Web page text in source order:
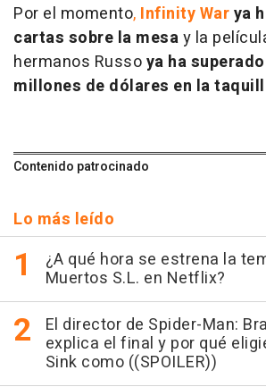
Por el momento, Infinity Warya
cartas sobre la mesay la
hermanos Russoya ha
millones de dólares en la
Contenido patrocinado
Lo más leído
¿A qué hora se estrena la
Muertos S.L. en Netflix?
El director de Spider-Man:
explica el final y por qué
Sink como ((SPOILER))